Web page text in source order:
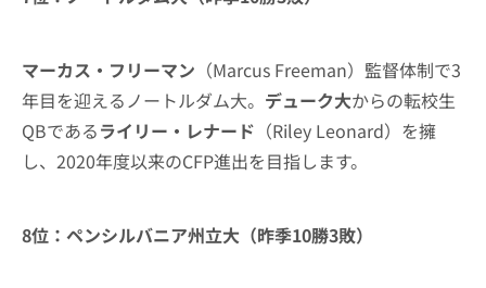
マーカス・フリーマン （Marcus Freeman）監督体制で3
年目を迎えるノートルダム大。 デューク大からの転校生
QBであるライリー・レナード （Riley Leonard）を擁
し、2020年度以来のCFP進出を目指します。
8位：ペンシルバニア州立大（昨季10勝3敗）